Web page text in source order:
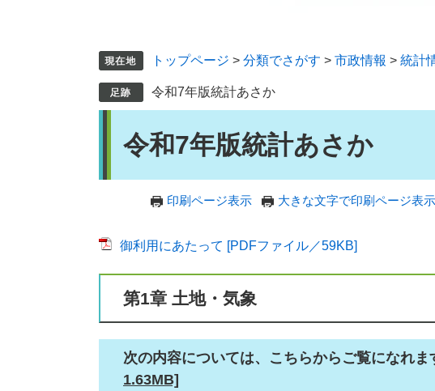
トップページ > 分類でさがす > 市政情報 > 統計
令和7年版統計あさか
令和7年版統計あさか
印刷ページ表示 大きな文字で印刷ページ表示
御利用にあたって [PDFファイル／59KB]
第1章 土地・気象​
次の内容については、こちらからご覧になれま
1.63MB]